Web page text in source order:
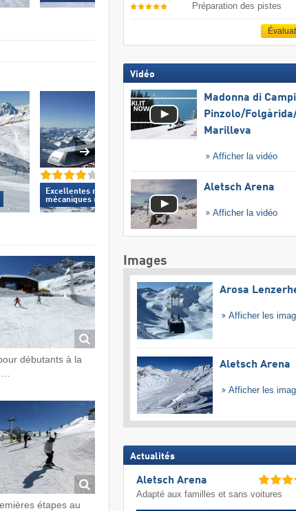
Excellentes remontées
mécaniques »
débutants à la
étapes au
Préparation des pistes
Vidéo
Madonna di
Pinzolo/​
Marilleva
Afficher la vidéo
Aletsch Arena
Afficher la vidéo
Images
Arosa
Afficher les
Aletsch Arena
Afficher les
Actualités
Aletsch Arena
Adapté aux familles et sans voitures